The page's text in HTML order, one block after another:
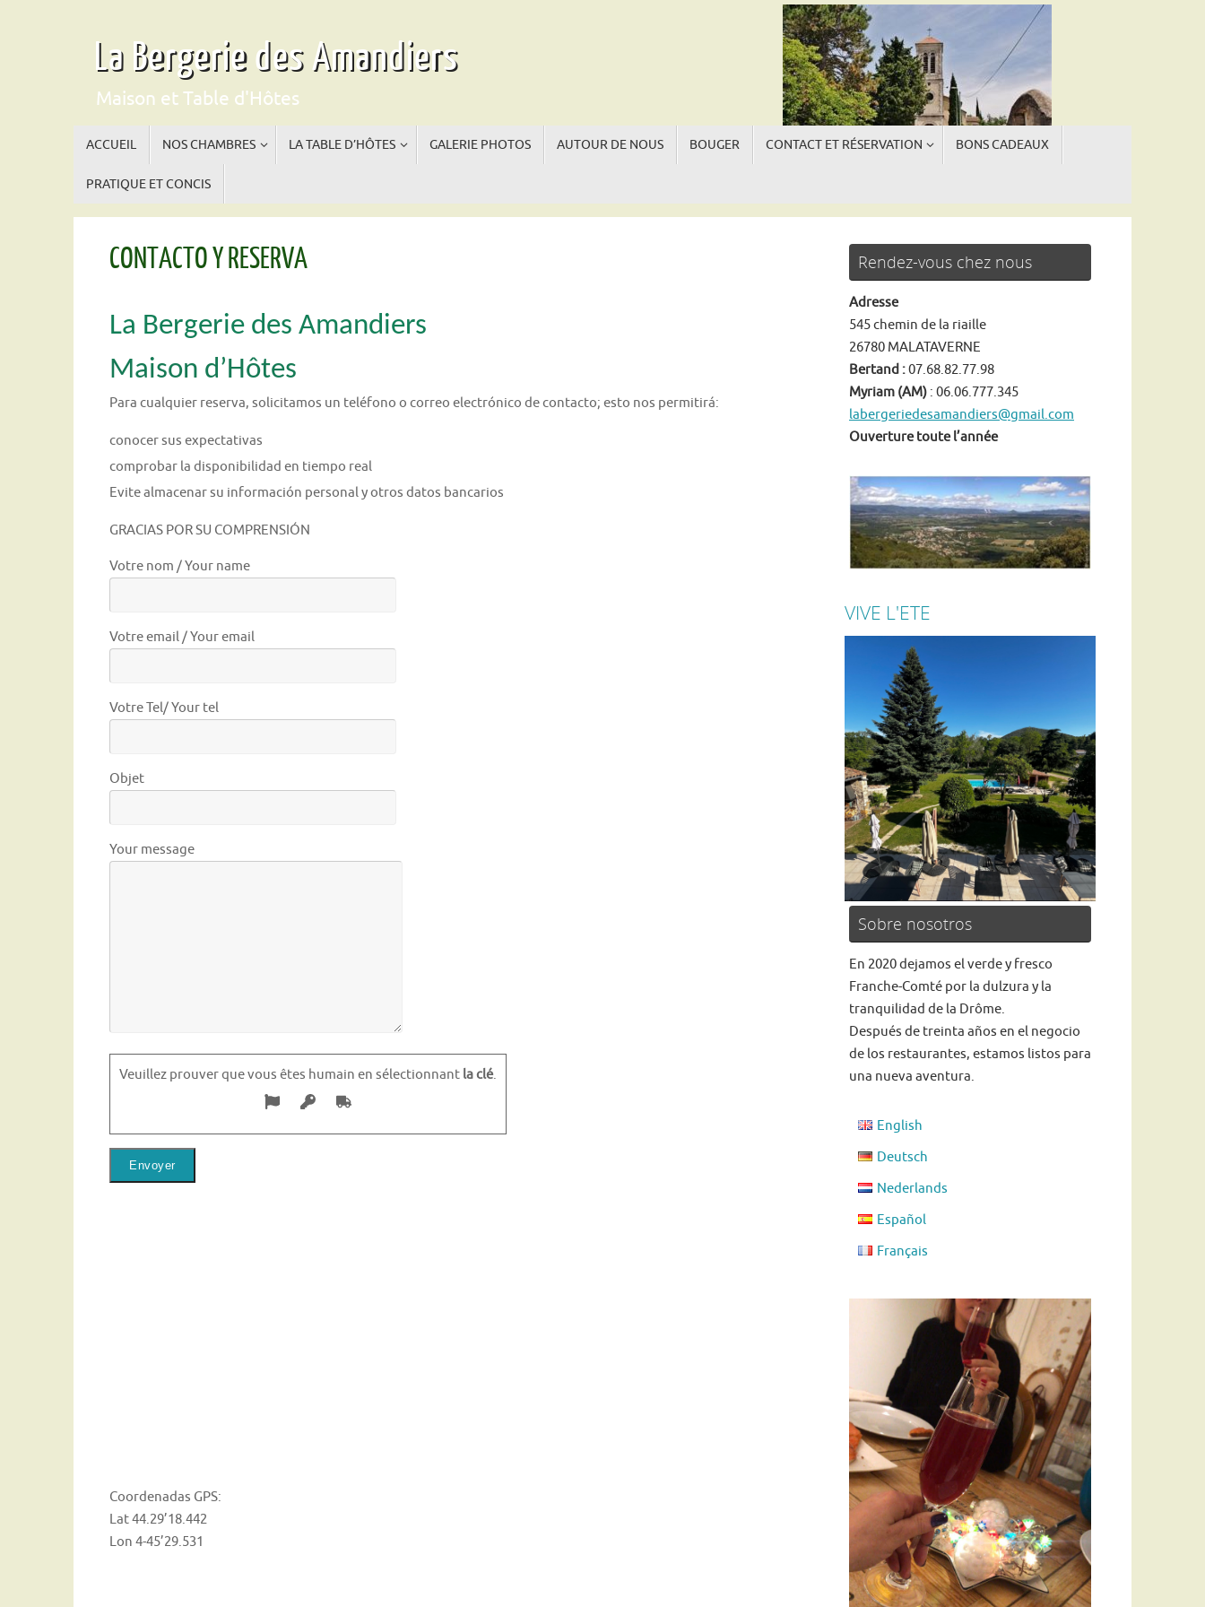
La Bergerie des Amandiers
Maison et Table d'Hôtes
ACCUEIL NOS CHAMBRES LA TABLE D’HÔTES GALERIE PHOTOS AUTOUR DE NOUS BOUGER CONTACT ET RÉSERVATION BONS CADEAUX
PRATIQUE ET CONCIS
CONTACTO Y RESERVA
La Bergerie des Amandiers
Maison d’Hôtes
Para cualquier reserva, solicitamos un teléfono o correo electrónico de contacto; esto nos permitirá:
conocer sus expectativas
comprobar la disponibilidad en tiempo real
Evite almacenar su información personal y otros datos bancarios
GRACIAS POR SU COMPRENSIÓN
Votre nom / Your name
Votre email / Your email
Votre Tel/ Your tel
Objet
Your message
Veuillez prouver que vous êtes humain en sélectionnant la clé.
Coordenadas GPS:
Lat 44.29’18.442
Lon 4-45’29.531
Rendez-vous chez nous
Adresse
545 chemin de la riaille
26780 MALATAVERNE
Bertand :07.68.82.77.98
Myriam (AM) : 06.06.777.345
labergeriedesamandiers@gmail.com
Ouverture toute l’année
VIVE L'ETE
Sobre nosotros
En 2020 dejamos el verde y fresco
Franche-Comté por la dulzura y la
tranquilidad de la Drôme.
Después de treinta años en el negocio
de los restaurantes, estamos listos para
una nueva aventura.
English
Deutsch
Nederlands
Español
Français